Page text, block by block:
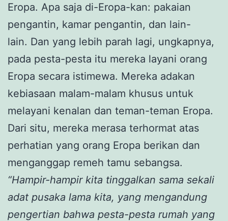
Eropa. Apa saja di-Eropa-kan: pakaian
pengantin, kamar pengantin, dan lain-
lain. Dan yang lebih parah lagi, ungkapnya,
pada pesta-pesta itu mereka layani orang
Eropa secara istimewa. Mereka adakan
kebiasaan malam-malam khusus untuk
melayani kenalan dan teman-teman Eropa.
Dari situ, mereka merasa terhormat atas
perhatian yang orang Eropa berikan dan
menganggap remeh tamu sebangsa.
“Hampir-hampir kita tinggalkan sama sekali
adat pusaka lama kita, yang mengandung
pengertian bahwa pesta-pesta rumah yang